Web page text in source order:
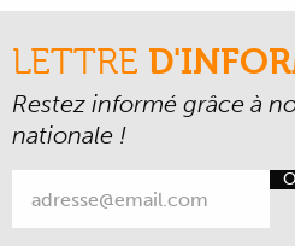
LETTRE
Restez informé grâce à
nationale !